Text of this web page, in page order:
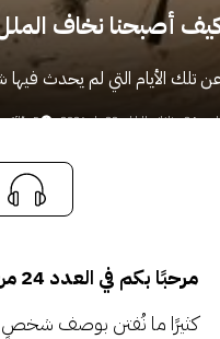
أصبحنا نخاف
تلك الأيام التي لم يحدث
24 ناغانو، اليابان 22 يناير 2026 5 دقائق
سنين نامان، العددمرحبًا بكم في العدد 24 من سنين نامان!
كثيرًا ما نُفتن بوصف شخصٍ